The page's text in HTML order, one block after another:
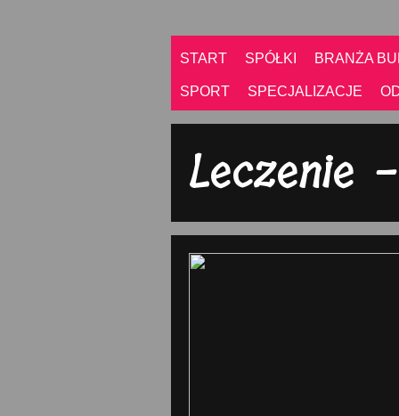
START SPÓŁKI BRANŻA
SPORT SPECJALIZACJE
Leczenie